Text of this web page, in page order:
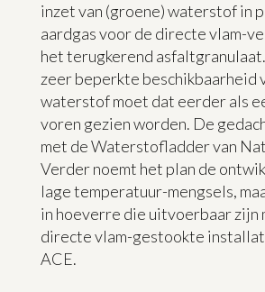
inzet van (groene) waterstof in
aardgas voor de directe vlam-
het terugkerend
zeer beperkte beschikbaarheid
waterstof moet dat eerder als
voren gezien worden. De
met de Waterstofladder van
Verder noemt het plan de
lage temperatuur-mengsels,
in hoeverre die uitvoerbaar zijn
directe vlam-gestookte
ACE.